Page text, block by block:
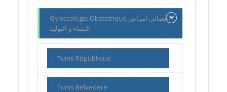
Gynecologie Obstetrique اخصائي امراض
النساء و التوليد
Tunis République
Tunis Belvedere